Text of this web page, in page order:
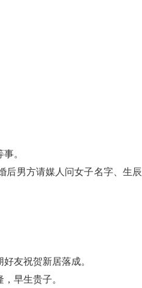
。
后男方请媒人问女子名字、生辰
友祝贺新居落成。
早生贵子。